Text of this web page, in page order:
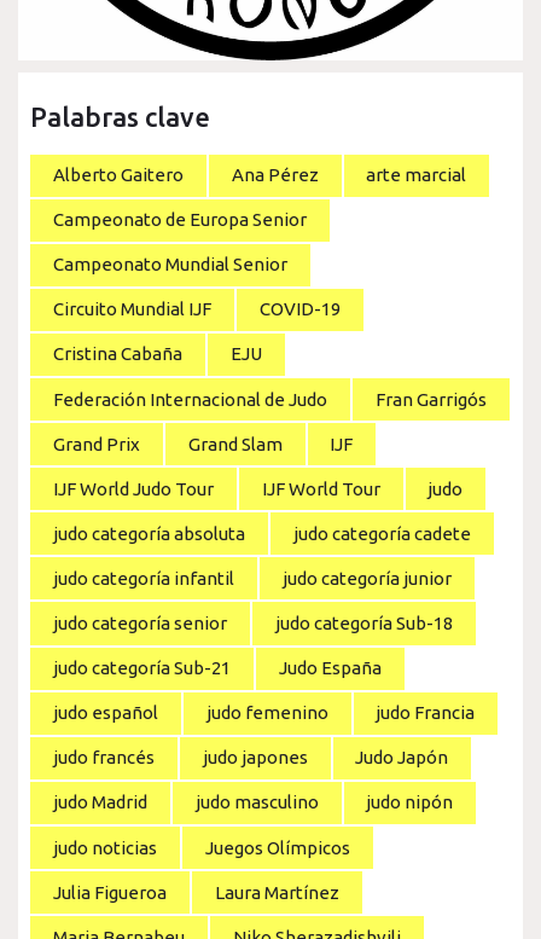
Palabras clave
Alberto Gaitero Ana Pérez arte marcial
Campeonato de Europa Senior
Campeonato Mundial Senior
Circuito Mundial IJF COVID-19
Cristina Cabaña EJU
Federación Internacional de Judo Fran Garrigós
Grand Prix Grand Slam IJF
IJF World Judo Tour IJF World Tour judo
judo categoría absoluta judo categoría cadete
judo categoría infantil judo categoría junior
judo categoría senior judo categoría Sub-18
judo categoría Sub-21 Judo España
judo español judo femenino judo Francia
judo francés judo japones Judo Japón
judo Madrid judo masculino judo nipón
judo noticias Juegos Olímpicos
Julia Figueroa Laura Martínez